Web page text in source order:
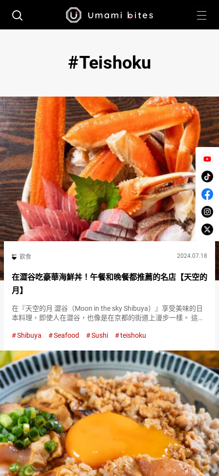
Teishoku
飲食 2024.07.18
在澀谷吃豪華海鮮丼！午餐和晚餐都推薦的名店【天空的
月】
在『天空的月 澀谷（Moon in the sky Shibuya）』享受美味的日
本料理，即使人在澀谷，也像是在京都的街道上漫步一樣。 這家
鮮全明星大集合！品嚐『豪華蟹海鮮丼套餐（L…
Shibuya Seafood Sushi teishoku